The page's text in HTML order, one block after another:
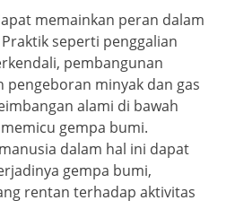
memainkan peran dalam
seperti penggalian
pembangunan
pengeboran minyak dan gas
alami di bawah
gempa bumi.
dalam hal ini dapat
gempa bumi,
rentan terhadap aktivitas